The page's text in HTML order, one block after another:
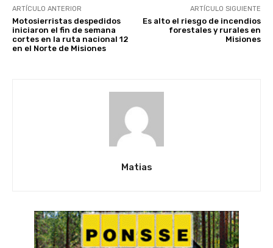
ARTÍCULO ANTERIOR
Motosierristas despedidos
iniciaron el fin de semana
cortes en la ruta nacional 12
en el Norte de Misiones
ARTÍCULO SIGUIENTE
Es alto el riesgo de incendios
forestales y rurales en
Misiones
Matias